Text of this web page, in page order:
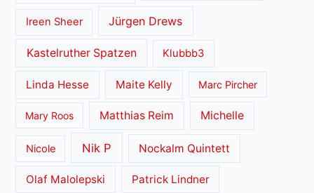
Ireen Sheer Jürgen Drews
Kastelruther Spatzen Klubbb3
Linda Hesse Maite Kelly Marc Pircher
Mary Roos Matthias Reim Michelle
Nicole Nik P Nockalm Quintett
Olaf Malolepski Patrick Lindner